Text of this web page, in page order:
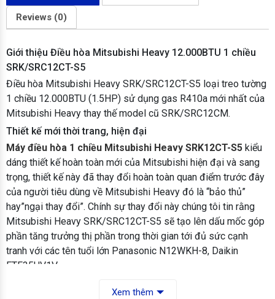
Reviews (0)
Giới thiệu Điều hòa Mitsubishi Heavy 12.000BTU 1 chiều
SRK/SRC12CT-S5
Điều hòa Mitsubishi Heavy SRK/SRC12CT-S5 loại treo tường
1 chiều 12.000BTU (1.5HP) sử dụng gas R410a mới nhất của
Mitsubishi Heavy thay thế model cũ SRK/SRC12CM.
Thiết kế mới thời trang, hiện đại
Máy điều hòa 1 chiều Mitsubishi Heavy SRK12CT-S5 kiểu
dáng thiết kế hoàn toàn mới của Mitsubishi hiện đại và sang
trọng, thiết kế này đã thay đổi hoàn toàn quan điểm trước đây
của người tiêu dùng về Mitsubishi Heavy đó là “bảo thủ”
hay”ngại thay đổi”. Chính sự thay đổi này chúng tôi tin rằng
Mitsubishi Heavy SRK/SRC12CT-S5 sẽ tạo lên dấu mốc góp
phần tăng trưởng thị phần trong thời gian tới đủ sức cạnh
tranh với các tên tuổi lớn Panasonic N12WKH-8, Daikin
FTF35UV1V…
Xem thêm